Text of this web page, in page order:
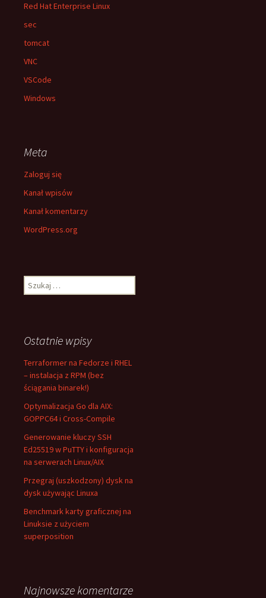
Red Hat Enterprise Linux
sec
tomcat
VNC
VSCode
Windows
Meta
Zaloguj się
Kanał wpisów
Kanał komentarzy
WordPress.org
Szukaj:
Ostatnie wpisy
Terraformer na Fedorze i RHEL
– instalacja z RPM (bez
ściągania binarek!)
Optymalizacja Go dla AIX:
GOPPC64 i Cross-Compile
Generowanie kluczy SSH
Ed25519 w PuTTY i konfiguracja
na serwerach Linux/AIX
Przegraj (uszkodzony) dysk na
dysk używając Linuxa
Benchmark karty graficznej na
Linuksie z użyciem
superposition
Najnowsze komentarze